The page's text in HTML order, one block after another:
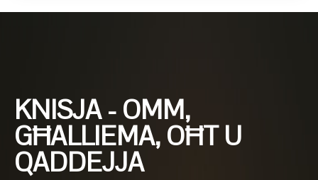
KNISJA - OMM,
GĦALLIEMA, OĦT U
QADDEJJA